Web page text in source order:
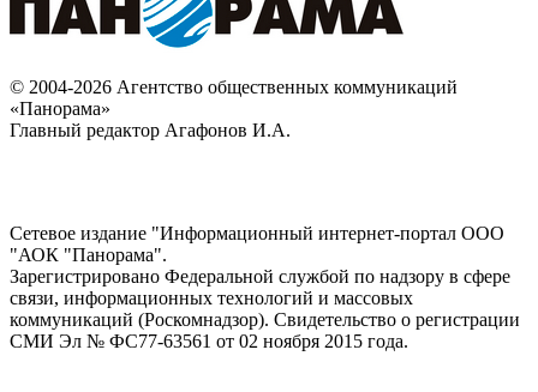
© 2004-2026 Агентство общественных коммуникаций
«Панорама»
Главный редактор Агафонов И.А.
Сетевое издание "Информационный интернет-портал ООО
"АОК "Панорама".
Зарегистрировано Федеральной службой по надзору в сфере
связи, информационных технологий и массовых
коммуникаций (Роскомнадзор). Cвидетельство о регистрации
СМИ Эл № ФС77-63561 от 02 ноября 2015 года.